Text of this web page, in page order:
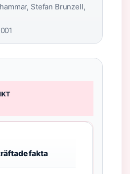
Stefan Brunzell,
fakta